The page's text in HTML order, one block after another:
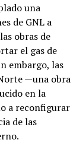
una
de GNL a
obras de
el gas de
embargo, las
—una obra
en la
a reconfigurar
de las